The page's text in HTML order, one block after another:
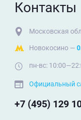
Контакты
Московская
Новокосино —
пн-вс:
Официальный
+7 (495) 129